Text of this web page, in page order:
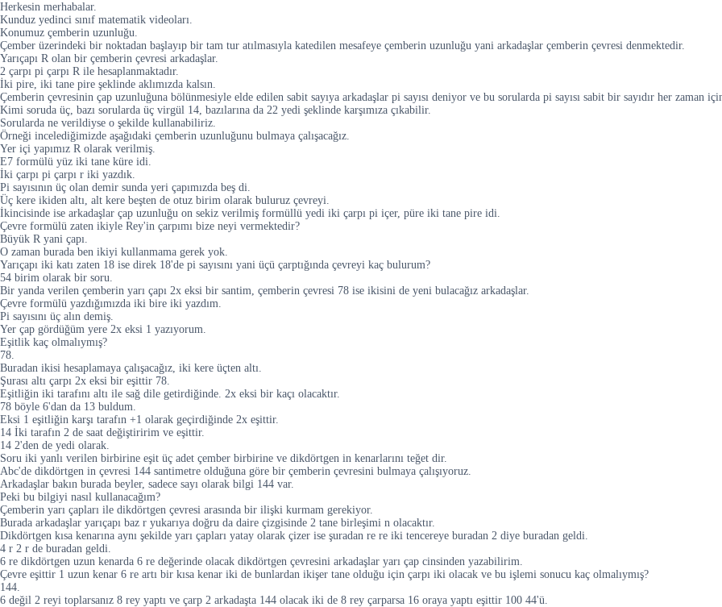
Herkesin merhabalar.
Kunduz yedinci sınıf matematik videoları.
Konumuz çemberin uzunluğu.
Çember üzerindeki bir noktadan başlayıp bir tam tur atılmasıyla katedilen mesafeye çemberin uzunluğu yani arkadaşlar çemberin çevresi denmektedir.
Yarıçapı R olan bir çemberin çevresi arkadaşlar.
2 çarpı pi çarpı R ile hesaplanmaktadır.
İki pire, iki tane pire şeklinde aklımızda kalsın.
Çemberin çevresinin çap uzunluğuna bölünmesiyle elde edilen sabit sayıya arkadaşlar pi sayısı deniyor ve bu sorularda pi sayısı sabit bir sayıdır her zaman
Kimi soruda üç, bazı sorularda üç virgül 14, bazılarına da 22 yedi şeklinde karşımıza çıkabilir.
Sorularda ne verildiyse o şekilde kullanabiliriz.
Örneği incelediğimizde aşağıdaki çemberin uzunluğunu bulmaya çalışacağız.
Yer içi yapımız R olarak verilmiş.
E7 formülü yüz iki tane küre idi.
İki çarpı pi çarpı r iki yazdık.
Pi sayısının üç olan demir sunda yeri çapımızda beş di.
Üç kere ikiden altı, alt kere beşten de otuz birim olarak buluruz çevreyi.
İkincisinde ise arkadaşlar çap uzunluğu on sekiz verilmiş formüllü yedi iki çarpı pi içer, püre iki tane pire idi.
Çevre formülü zaten ikiyle Rey'in çarpımı bize neyi vermektedir?
Büyük R yani çapı.
O zaman burada ben ikiyi kullanmama gerek yok.
Yarıçapı iki katı zaten 18 ise direk 18'de pi sayısını yani üçü çarptığında çevreyi kaç bulurum?
54 birim olarak bir soru.
Bir yanda verilen çemberin yarı çapı 2x eksi bir santim, çemberin çevresi 78 ise ikisini de yeni bulacağız arkadaşlar.
Çevre formülü yazdığımızda iki bire iki yazdım.
Pi sayısını üç alın demiş.
Yer çap gördüğüm yere 2x eksi 1 yazıyorum.
Eşitlik kaç olmalıymış?
78.
Buradan ikisi hesaplamaya çalışacağız, iki kere üçten altı.
Şurası altı çarpı 2x eksi bir eşittir 78.
Eşitliğin iki tarafını altı ile sağ dile getirdiğinde. 2x eksi bir kaçı olacaktır.
78 böyle 6'dan da 13 buldum.
Eksi 1 eşitliğin karşı tarafın +1 olarak geçirdiğinde 2x eşittir.
14 İki tarafın 2 de saat değiştiririm ve eşittir.
14 2'den de yedi olarak.
Soru iki yanlı verilen birbirine eşit üç adet çember birbirine ve dikdörtgen in kenarlarını teğet dir.
Abc'de dikdörtgen in çevresi 144 santimetre olduğuna göre bir çemberin çevresini bulmaya çalışıyoruz.
Arkadaşlar bakın burada beyler, sadece sayı olarak bilgi 144 var.
Peki bu bilgiyi nasıl kullanacağım?
Çemberin yarı çapları ile dikdörtgen çevresi arasında bir ilişki kurmam gerekiyor.
Burada arkadaşlar yarıçapı baz r yukarıya doğru da daire çizgisinde 2 tane birleşimi n olacaktır.
Dikdörtgen kısa kenarına aynı şekilde yarı çapları yatay olarak çizer ise şuradan re re iki tencereye buradan 2 diye buradan geldi.
4 r 2 r de buradan geldi.
6 re dikdörtgen uzun kenarda 6 re değerinde olacak dikdörtgen çevresini arkadaşlar yarı çap cinsinden yazabilirim.
Çevre eşittir 1 uzun kenar 6 re artı bir kısa kenar iki de bunlardan ikişer tane olduğu için çarpı iki olacak ve bu işlemi sonucu kaç olmalıymış?
144.
6 değil 2 reyi toplarsanız 8 rey yaptı ve çarp 2 arkadaşta 144 olacak iki de 8 rey çarparsa 16 oraya yaptı eşittir 100 44'ü.